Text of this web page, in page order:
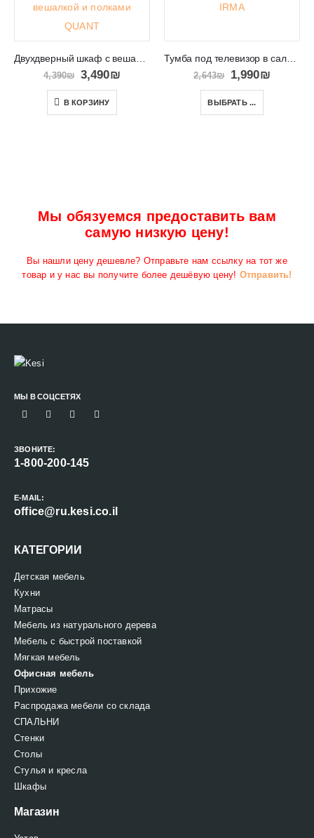
4,390₪ 3,490₪
В КОРЗИНУ
Тумба под телевизор в салон Израиль IRMA
2,643₪ 1,990₪
ВЫБРАТЬ ...
Мы обязуемся предоставить вам
самую низкую цену!
Вы нашли цену дешевле? Отправьте нам ссылку на тот же
товар и у нас вы получите более дешёвую цену! Отправить!
МЫ В СОЦСЕТЯХ
ЗВОНИТЕ:
1-800-200-145
E-MAIL:
office@ru.kesi.co.il
КАТЕГОРИИ
Детская мебель
Кухни
Матрасы
Мебель из натурального дерева
Мебель с быстрой поставкой
Мягкая мебель
Офисная мебель
Прихожие
Распродажа мебели со склада
СПАЛЬНИ
Стенки
Столы
Стулья и кресла
Шкафы
Магазин